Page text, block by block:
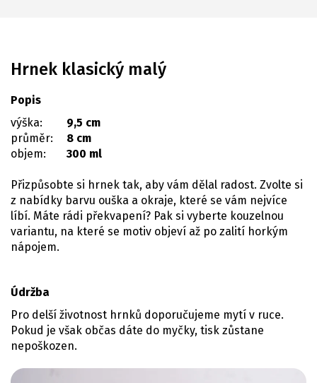
Hrnek klasický malý
Popis
výška:
9,5 cm
průměr:
8 cm
objem:
300 ml
Přizpůsobte si hrnek tak, aby vám dělal radost. Zvolte si
z nabídky barvu ouška a okraje, které se vám nejvíce
líbí. Máte rádi překvapení? Pak si vyberte kouzelnou
variantu, na které se motiv objeví až po zalití horkým
nápojem.
Údržba
Pro delší životnost hrnků doporučujeme mytí v ruce.
Pokud je však občas dáte do myčky, tisk zůstane
nepoškozen.